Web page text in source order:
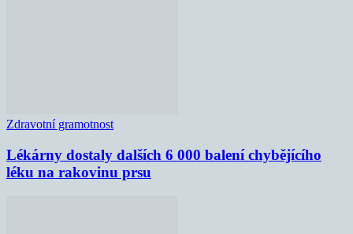
Zdravotní gramotnost
Lékárny dostaly dalších 6 000 balení chybějícího
léku na rakovinu prsu